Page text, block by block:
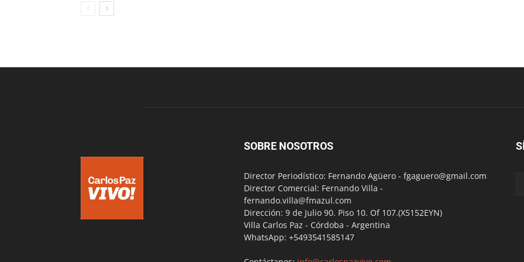
SOBRE NOSOTROS
Director Periodístico: Fernando Agüero - fgaguero@gmail.com
Director Comercial: Fernando Villa -
fernando.villa@fmazul.com
Dirección: 9 de Julio 90. Piso 10. Of 107.(X5152EYN)
Villa Carlos Paz - Córdoba - Argentina
WhatsApp: +5493541585147